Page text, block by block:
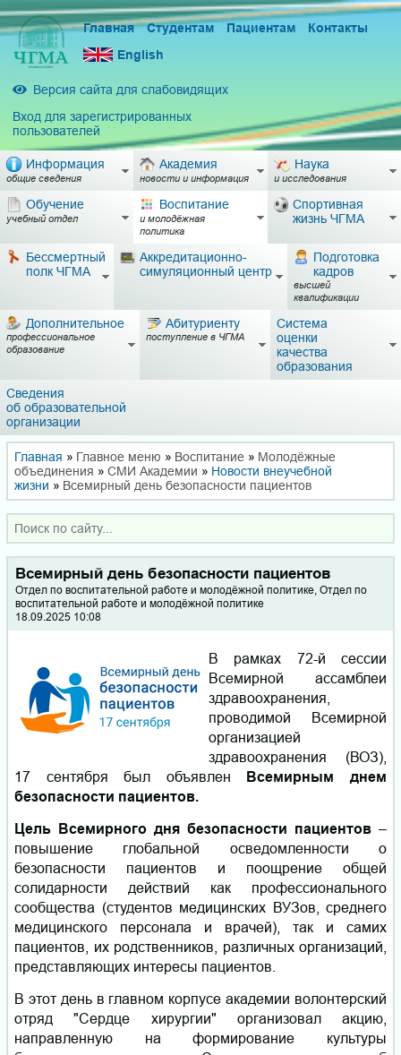
Главная Студентам Пациентам
Контакты
English
Версия сайта для слабовидящих
Вход для зарегистрированных
пользователей
Информация
общие сведения
Академия
новости и информация
Наука
и исследования
Обучение
учебный отдел
Воспитание
и молодёжная
политика
Спортивная
жизнь ЧГМА
Бессмертный
полк ЧГМА
Аккредитационно-
симуляционный центр
Подготовка
кадров
высшей
квалификации
Дополнительное
профессиональное
образование
Абитуриенту
поступление в ЧГМА
Система
оценки
качества
образования
Сведения
об образовательной
организации
Главная » Главное меню » Воспитание » Молодёжные
объединения » СМИ Академии » Новости внеучебной
жизни » Всемирный день безопасности пациентов
Всемирный день безопасности пациентов
Отдел по воспитательной работе и молодёжной политике, Отдел по
воспитательной работе и молодёжной политике
18.09.2025 10:08
В рамках 72-й сессии
Всемирной ассамблеи
здравоохранения,
проводимой Всемирной
организацией
здравоохранения (ВОЗ),
17 сентября был объявлен
Всемирным днем
безопасности пациентов.
Цель Всемирного дня безопасности пациентов –
повышение глобальной осведомленности о
безопасности пациентов и поощрение общей
солидарности действий как профессионального
сообщества (студентов медицинских ВУЗов, среднего
медицинского персонала и врачей), так и самих
пациентов, их родственников, различных организаций,
представляющих интересы пациентов.
В этот день в главном корпусе академии волонтерский
отряд "Сердце хирургии" организовал акцию,
направленную на формирование культуры